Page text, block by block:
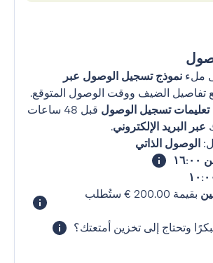
ملء نموذج تسجيل الوصول عبر
تفاصيل الضيف ووقت الوصول المتوقع.
تعليمات تسجيل الوصول
قبل 48 ساعات
عبر البريد الإلكتروني.
الوصول الذاتي
بقيمة ‏200.00 € ستُطلب
وتحتاج إلى تخزين أمتعتك؟